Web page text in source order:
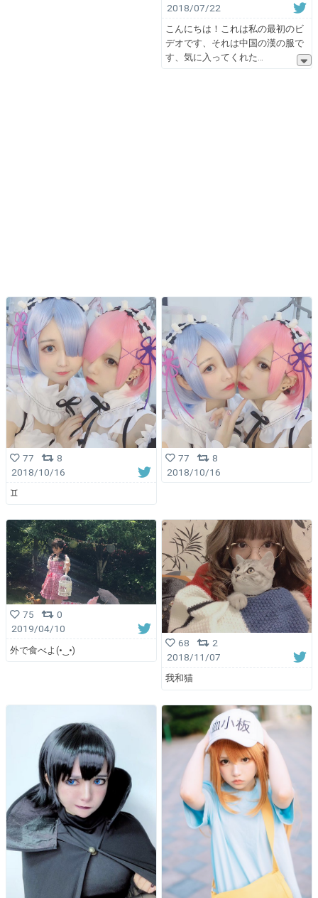
2018/07/22
こんにちは！これは私の最初のビ
デオです、それは中国の漢の服で
す、気に入ってくれた
77
8
2018/10/16
♊️
77
8
2018/10/16
75
0
2019/04/10
外で食べよ(•‿•)
68
2
2018/11/07
我和猫